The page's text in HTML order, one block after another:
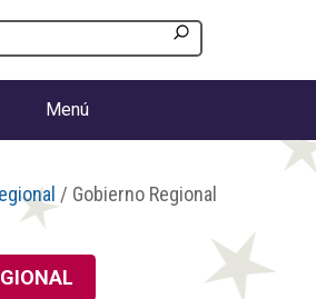
Menú
/ Gobierno Regional